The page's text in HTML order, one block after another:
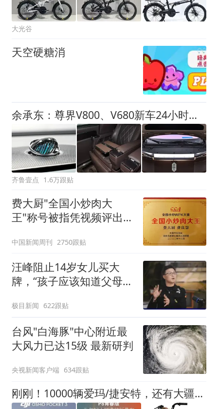
大光谷
天空硬糖消
余承东：尊界V800、V680新车24小时大定突破3500台
齐鲁壹点 1.6万跟贴
费大厨"全国小炒肉大
王"称号被指凭视频评出
中国新闻周刊 2750跟贴
汪峰阻止14岁女儿买大
牌，“孩子应该知道父母的
都在淘宝
极目新闻 622跟贴
台风"白海豚"中心附近最
大风力已达15级 最新研判
央视新闻客户端 634跟贴
刚刚！10000辆爱玛/捷安特，还有大疆相机免费送！天津人快去领→